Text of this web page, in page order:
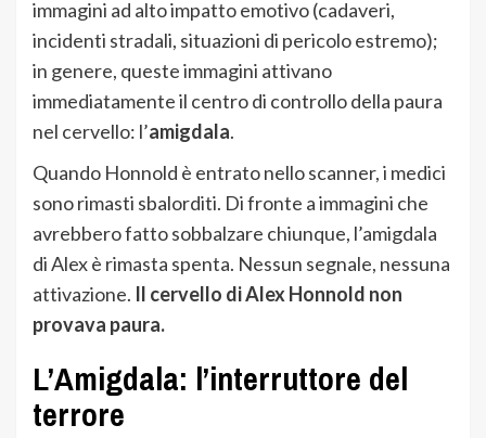
immagini ad alto impatto emotivo (cadaveri,
incidenti stradali, situazioni di pericolo estremo);
in genere, queste immagini attivano
immediatamente il centro di controllo della paura
nel cervello: l’amigdala.
Quando Honnold è entrato nello scanner, i medici
sono rimasti sbalorditi. Di fronte a immagini che
avrebbero fatto sobbalzare chiunque, l’amigdala
di Alex è rimasta spenta. Nessun segnale, nessuna
attivazione. Il cervello di Alex Honnold non
provava paura.
L’Amigdala: l’interruttore del
terrore